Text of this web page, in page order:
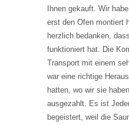
Ihnen gekauft. Wir
erst den Ofen montiert
herzlich bedanken,
funktioniert hat. Die
Transport mit einem
war eine richtige
hatten, wo wir sie
ausgezahlt. Es ist
begeistert, weil die